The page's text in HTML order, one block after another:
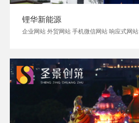
锂华新能源
企业网站 外贸网站 手机微信网站 响应式网站